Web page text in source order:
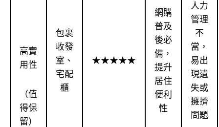
高實
用性
（值
得保
留）
包裹
收發
室、
宅配
櫃
★★★★★
網購
普及
後必
備，
提升
居住
便利
性
人力
管理
不
當，
易出
現遺
失或
擁擠
問題